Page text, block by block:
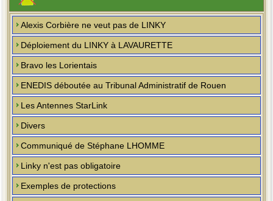
Alexis Corbière ne veut pas de LINKY
Déploiement du LINKY à LAVAURETTE
Bravo les Lorientais
ENEDIS déboutée au Tribunal Administratif de Rouen
Les Antennes StarLink
Divers
Communiqué de Stéphane LHOMME
Linky n'est pas obligatoire
Exemples de protections